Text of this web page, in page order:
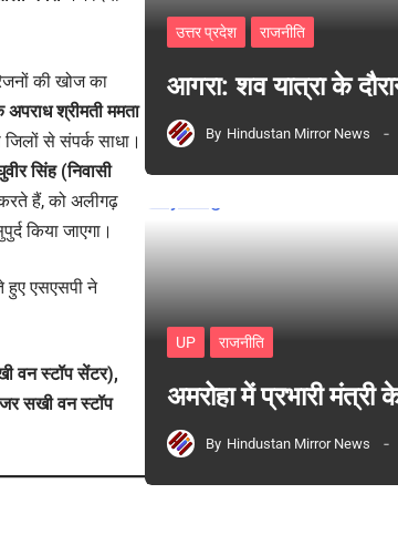
की खोज का
श्रीमती ममता
से संपर्क साधा।
सिंह (निवासी
हैं, को अलीगढ़
किया जाएगा।
हुए एसएसपी ने
वन स्टॉप सेंटर),
सखी वन स्टॉप
उत्तर प्रदेश राजनीति
आगरा: शव यात्रा के
By Hindustan Mirror News
UP राजनीति
अमरोहा में प्रभारी
By Hindustan Mirror News